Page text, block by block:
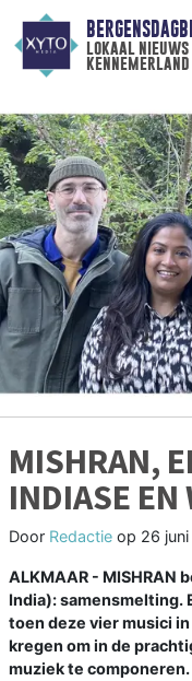
lokaal nieuws
kennemerland
MISHRAN,
INDIASE EN
Door Redactie op 26
ALKMAAR - MISHRAN
India): samensmelting.
toen deze vier musici
kregen om in de
muziek te